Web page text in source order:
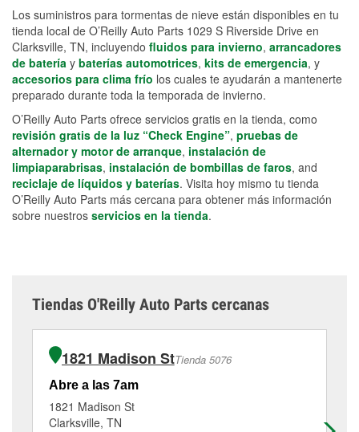
Los suministros para tormentas de nieve están disponibles en tu
tienda local de O’Reilly Auto Parts 1029 S Riverside Drive en
Clarksville, TN, incluyendo fluidos para invierno, arrancadores
de batería y baterías automotrices, kits de emergencia, y
accesorios para clima frío los cuales te ayudarán a mantenerte
preparado durante toda la temporada de invierno.
O’Reilly Auto Parts ofrece servicios gratis en la tienda, como
revisión gratis de la luz “Check Engine”, pruebas de
alternador y motor de arranque, instalación de
limpiaparabrisas, instalación de bombillas de faros, and
reciclaje de líquidos y baterías. Visita hoy mismo tu tienda
O’Reilly Auto Parts más cercana para obtener más información
sobre nuestros servicios en la tienda.
Tiendas O'Reilly Auto Parts cercanas
1821 Madison StTienda 5076
Abre a las 7am
1821 Madison St
Clarksville, TN